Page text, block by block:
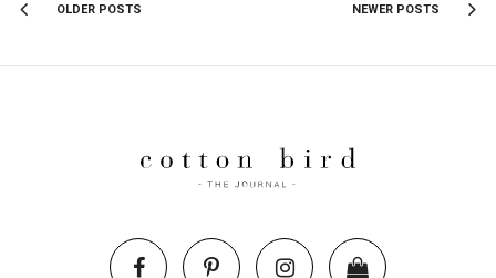
OLDER POSTS NEWER POSTS